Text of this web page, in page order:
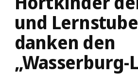
und Lernstube
danken den
„Wasserburg-